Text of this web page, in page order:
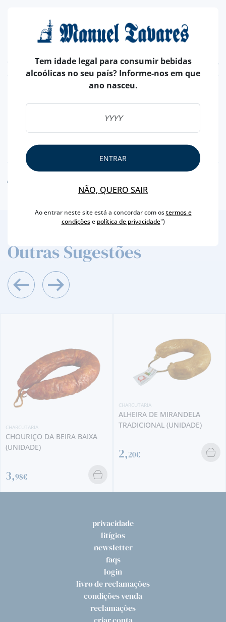
CARACTERÍSTICAS
CARNE DE PORCO
295 GR
NUTRICIONAL & ALERGÉNIOS
AVISO ALERGÉNEO
Outras Sugestões
CHARCUTARIA
CHOURIÇO DA BEIRA BAIXA
(UNIDADE)
3,98€
CHARCUTARIA
ALHEIRA DE MIRANDELA
TRADICIONAL (UNIDADE)
2,20€
privacidade
litígios
newsletter
faqs
login
livro de reclamações
condições venda
reclamações
Tem idade legal para consumir bebidas
alcoólicas no seu país? Informe-nos em que
ano nasceu.
ENTRAR
NÃO, QUERO SAIR
Ao entrar neste site está a concordar com ostermos e
condiçõese política de privacidade")